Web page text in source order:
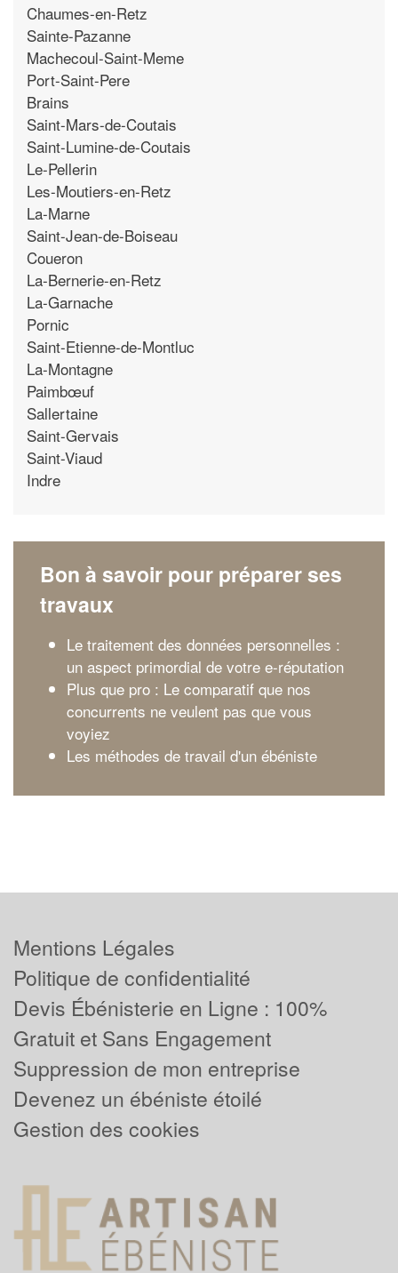
Chaumes-en-Retz
Sainte-Pazanne
Machecoul-Saint-Meme
Port-Saint-Pere
Brains
Saint-Mars-de-Coutais
Saint-Lumine-de-Coutais
Le-Pellerin
Les-Moutiers-en-Retz
La-Marne
Saint-Jean-de-Boiseau
Coueron
La-Bernerie-en-Retz
La-Garnache
Pornic
Saint-Etienne-de-Montluc
La-Montagne
Paimbœuf
Sallertaine
Saint-Gervais
Saint-Viaud
Indre
Bon à savoir pour préparer ses
travaux
Le traitement des données personnelles :
un aspect primordial de votre e-réputation
Plus que pro : Le comparatif que nos
concurrents ne veulent pas que vous
voyiez
Les méthodes de travail d'un ébéniste
Mentions Légales
Politique de confidentialité
Devis Ébénisterie en Ligne : 100%
Gratuit et Sans Engagement
Suppression de mon entreprise
Devenez un ébéniste étoilé
Gestion des cookies